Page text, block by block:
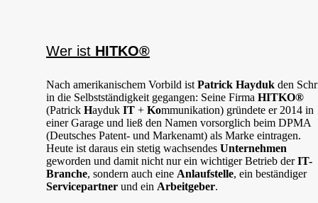
Wer ist HITKO®
Nach amerikanischem Vorbild ist Patrick Hayduk den
in die Selbstständigkeit gegangen: Seine Firma HITKO®
(Patrick Hayduk IT + Kommunikation) gründete er 2014 in
einer Garage und ließ den Namen vorsorglich beim DPMA
(Deutsches Patent- und Markenamt) als Marke eintragen.
Heute ist daraus ein stetig wachsendes Unternehmen
geworden und damit nicht nur ein wichtiger Betrieb derIT-
Branche, sondern auch eine Anlaufstelle, ein beständiger
Servicepartner und ein Arbeitgeber.